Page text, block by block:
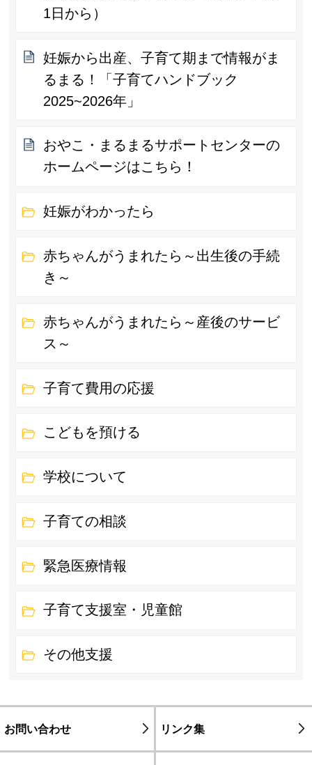
1日から）
妊娠から出産、子育て期まで情報がま
るまる！「子育てハンドブック
2025~2026年」
おやこ・まるまるサポートセンターの
ホームページはこちら！
妊娠がわかったら
赤ちゃんがうまれたら～出生後の手続
き～
赤ちゃんがうまれたら～産後のサービ
ス～
子育て費用の応援
こどもを預ける
学校について
子育ての相談
緊急医療情報
子育て支援室・児童館
その他支援
お問い合わせ リンク集